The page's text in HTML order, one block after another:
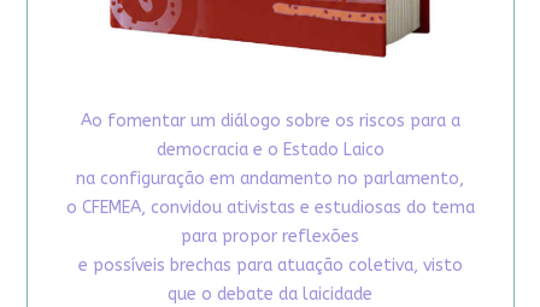
Ao fomentar um diálogo sobre os riscos para a
democracia e o Estado Laico
na configuração em andamento no parlamento,
o CFEMEA, convidou ativistas e estudiosas do tema
para propor reflexões
e possíveis brechas para atuação coletiva, visto
que o debate da laicidade